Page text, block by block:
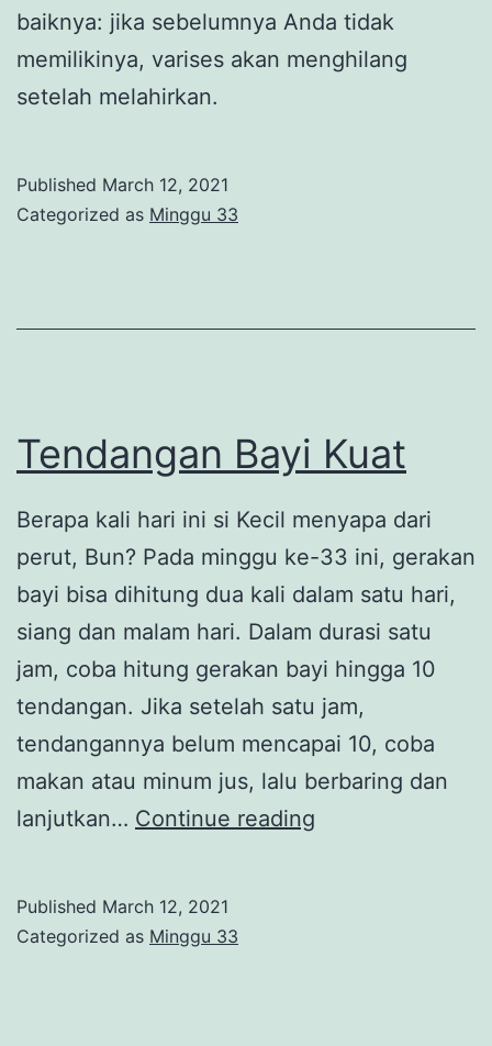
baiknya: jika sebelumnya Anda tidak
memilikinya, varises akan menghilang
setelah melahirkan.
Published March 12, 2021
Categorized as Minggu 33
Tendangan Bayi Kuat
Berapa kali hari ini si Kecil menyapa dari
perut, Bun? Pada minggu ke-33 ini, gerakan
bayi bisa dihitung dua kali dalam satu hari,
siang dan malam hari. Dalam durasi satu
jam, coba hitung gerakan bayi hingga 10
tendangan. Jika setelah satu jam,
tendangannya belum mencapai 10, coba
makan atau minum jus, lalu berbaring dan
lanjutkan… Continue reading
Published March 12, 2021
Categorized as Minggu 33